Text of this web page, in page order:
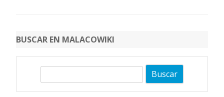
BUSCAR EN MALACOWIKI